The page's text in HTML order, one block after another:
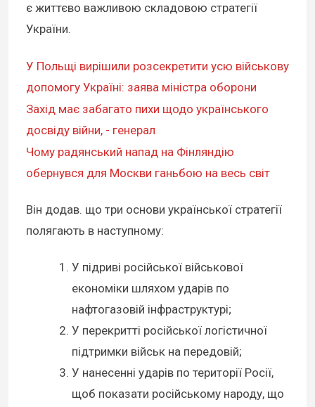
є життєво важливою складовою стратегії
України.
У Польщі вирішили розсекретити усю військову
допомогу Україні: заява міністра оборони
Захід має забагато пихи щодо українського
досвіду війни, - генерал
Чому радянський напад на Фінляндію
обернувся для Москви ганьбою на весь світ
Він додав. що три основи української стратегії
полягають в наступному:
У підриві російської військової
економіки шляхом ударів по
нафтогазовій інфраструктурі;
У перекритті російської логістичної
підтримки військ на передовій;
У нанесенні ударів по території Росії,
щоб показати російському народу, що